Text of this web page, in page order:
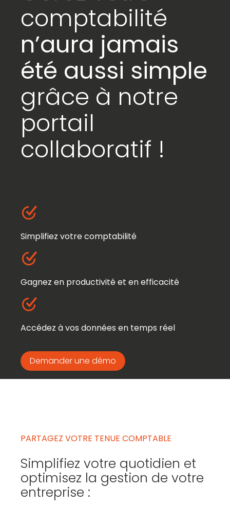
comptabilité
n’aura jamais
été aussi simple
grâce à notre
portail
collaboratif !
Simplifiez votre comptabilité
Gagnez en productivité et en efficacité
Accédez à vos données en temps réel
Demander une démo
PARTAGEZ VOTRE TENUE COMPTABLE
Simplifiez votre quotidien et
optimisez la gestion de votre
entreprise :